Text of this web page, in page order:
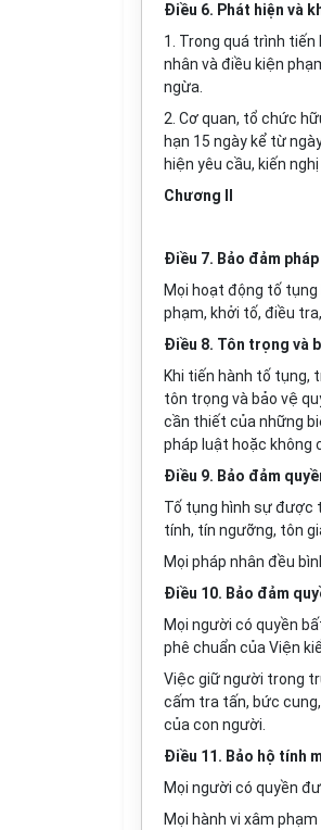
Điều 6. Phát hiện và
1. Trong quá trình
nhân và điều kiện
ngừa.
2. Cơ quan, tổ chức
hạn 15 ngày kể từ
hiện yêu cầu, kiến
Chương II
Điều 7. Bảo đảm
Mọi hoạt động tố
phạm, khởi tố, điều
Điều 8. Tôn trọng và
Khi tiến hành tố tụng,
tôn trọng và bảo vệ
cần thiết của những
pháp luật hoặc không
Điều 9. Bảo đảm
Tố tụng hình sự được
tính, tín ngưỡng, tôn
Mọi pháp nhân đều
Điều 10. Bảo đảm
Mọi người có quyền
phê chuẩn của Viện
Việc giữ người trong
cấm tra tấn, bức
của con người.
Điều 11. Bảo hộ tính
Mọi người có quyền
Mọi hành vi xâm